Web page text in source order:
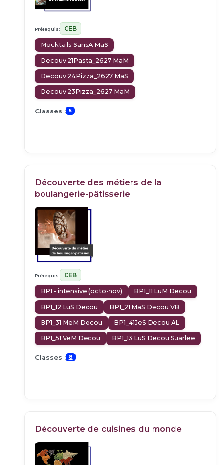
Prérequis: CEB
Mocktails SansA MaS
Decouv 21Pasta_2627 MaM
Decouv 24Pizza_2627 MaS
Decouv 23Pizza_2627 MaM
Classes : 5
Découverte des métiers de la
boulangerie-pâtisserie
Prérequis: CEB
BP1 - intensive (octo-nov) BP1_11 LuM Decou
BP1_12 LuS Decou BP1_21 MaS Decou VB
BP1_31 MeM Decou BP1_41JeS Decou AL
BP1_51 VeM Decou BP1_13 LuS Decou Suarlee
Classes : 8
Découverte de cuisines du monde